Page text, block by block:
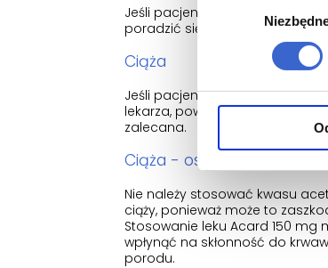
zgody
Jeśli pacjentka jest w ciąży lub
poradzić się lekarza lub
Ciąża
Jeśli pacjentka kontynuuje lub
lekarza, powinna stosować lek
zalecana.
Ciąża - ostatni trymestr
Nie należy stosować kwasu
ciąży, ponieważ może to
Stosowanie leku Acard 150
wpłynąć na skłonność do
porodu.